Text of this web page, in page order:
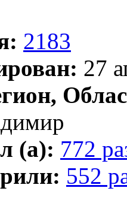
2183
27
(а): 772
552